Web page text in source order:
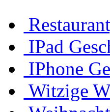
IPad
IPhone
Witzige